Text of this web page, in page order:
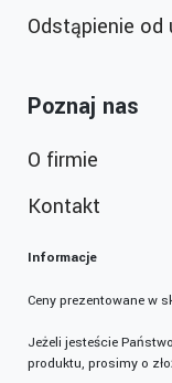
Odstąpienie od
Poznaj nas
O firmie
Kontakt
Informacje
Ceny prezentowane w
Jeżeli jesteście
produktu, prosimy o